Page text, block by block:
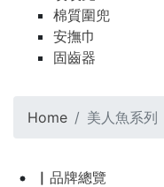
棉質圍兜
安撫巾
固齒器
Home 美人魚系列
▏品牌總覽